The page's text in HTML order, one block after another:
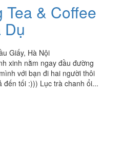
Tea & Coffee
Dụ
Giấy, Hà Nội
xinh nằm ngay đầu đường
với bạn đi hai người thôi
đến tối :))) Lục trà chanh ổi...